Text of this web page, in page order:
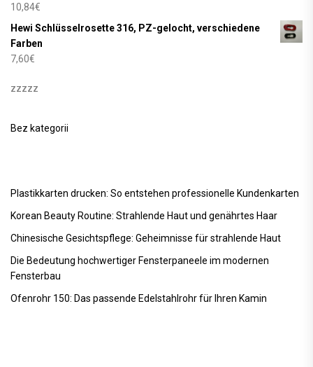
10,84€
Hewi Schlüsselrosette 316, PZ-gelocht, verschiedene
Farben
7,60€
zzzzz
Bez kategorii
Plastikkarten drucken: So entstehen professionelle Kundenkarten
Korean Beauty Routine: Strahlende Haut und genährtes Haar
Chinesische Gesichtspflege: Geheimnisse für strahlende Haut
Die Bedeutung hochwertiger Fensterpaneele im modernen
Fensterbau
Ofenrohr 150: Das passende Edelstahlrohr für Ihren Kamin